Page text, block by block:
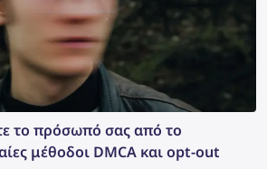
το πρόσωπό σας από το
μέθοδοι DMCA και opt-out